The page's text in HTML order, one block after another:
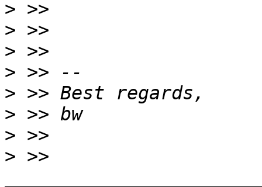
>
>
>
>
>
>
>
> >>